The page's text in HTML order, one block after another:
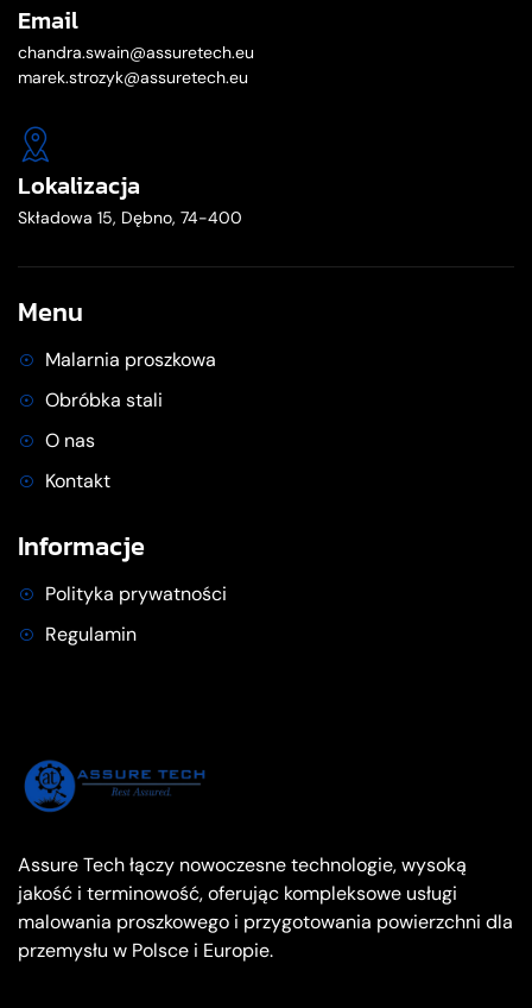
Assure Tech łączy nowoczesne technologie, wysoką
jakość i terminowość, oferując kompleksowe usługi
malowania proszkowego i przygotowania powierzchni dla
przemysłu w Polsce i Europie.
Email
chandra.swain@assuretech.eu
marek.strozyk@assuretech.eu
Lokalizacja
Składowa 15, Dębno, 74-400
Menu
Malarnia proszkowa
Obróbka stali
O nas
Kontakt
Informacje
Polityka prywatności
Regulamin